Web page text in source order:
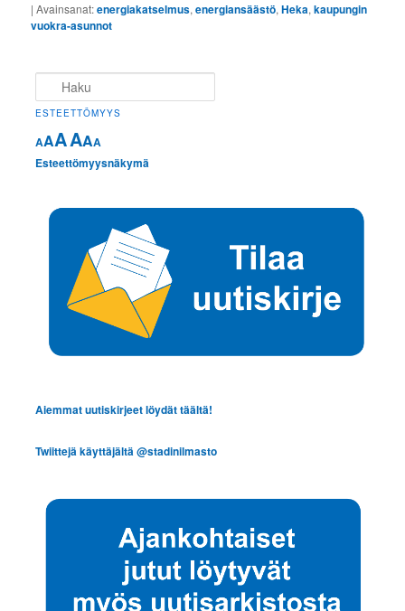
|Avainsanat:energiakatselmus,energiansäästö,Heka,kaupungin
vuokra-asunnot
ESTEETTÖMYYS
AAAAAA
Esteettömyysnäkymä
Aiemmat uutiskirjeet löydät täältä!
Twiittejä käyttäjältä @stadinilmasto